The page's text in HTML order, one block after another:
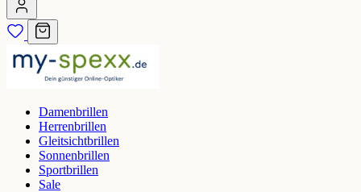
Damenbrillen
Herrenbrillen
Gleitsichtbrillen
Sonnenbrillen
Sportbrillen
Sale